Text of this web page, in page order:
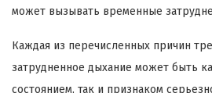
может вызывать временные
Каждая из перечисленных причин
затрудненное дыхание может быть
состоянием, так и признаком